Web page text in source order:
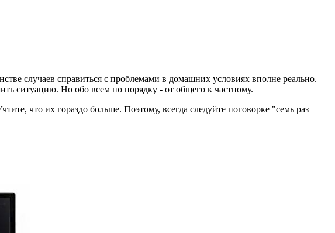
случаев справиться с проблемами в домашних условиях вполне реально.
ситуацию. Но обо всем по порядку - от общего к частному.
что их гораздо больше. Поэтому, всегда следуйте поговорке "семь раз